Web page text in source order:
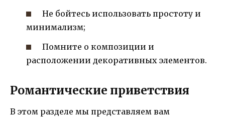
Не бойтесь использовать простоту и
минимализм;
Помните о композиции и
расположении декоративных элементов.
Романтические приветствия
В этом разделе мы представляем вам